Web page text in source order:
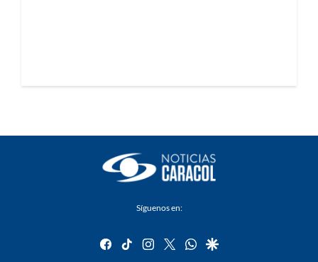
Síguenos en:
facebook
tiktok instagram
twitterwhatsapp
google